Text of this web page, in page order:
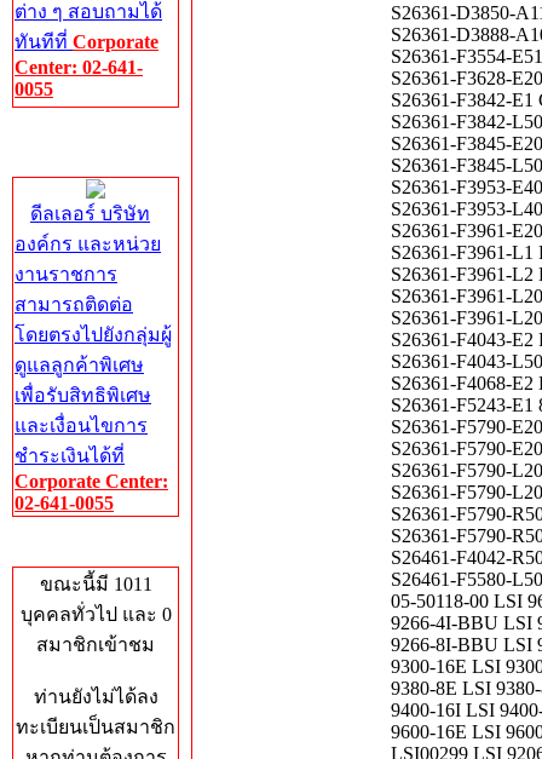
ต่าง ๆ สอบถามได้
ทันทีที่ Corporate
Center: 02-641-
0055
ดีลเลอร์ บริษัท
องค์กร และหน่วย
งานราชการ
สามารถติดต่อ
โดยตรงไปยังกลุ่มผู้
ดูแลลูกค้าพิเศษ
เพื่อรับสิทธิพิเศษ
และเงื่อนไขการ
ชำระเงินได้ที่
Corporate Center:
02-641-0055
ขณะนี้มี 1011
บุคคลทั่วไป และ 0
สมาชิกเข้าชม
ท่านยังไม่ได้ลง
ทะเบียนเป็นสมาชิก
S26361-D3850-
S26361-D3888-
S26361-F3554-
S26361-F3628-
S26361-F3842-
S26361-F3842-
S26361-F3845-
S26361-F3845-
S26361-F3953-
S26361-F3953-
S26361-F3961-
S26361-F3961-
S26361-F3961-
S26361-F3961-
S26361-F3961-
S26361-F4043-
S26361-F4043-
S26361-F4068-
S26361-F5243-
S26361-F5790-
S26361-F5790-
S26361-F5790-
S26361-F5790-
S26361-F5790-
S26361-F5790-
S26461-F4042-
S26461-F5580-
05-50118-00 LSI
9266-4I-BBU LSI
9266-8I-BBU LSI
9300-16E LSI
9380-8E LSI
9400-16I LSI
9600-16E LSI
LSI00299 LSI